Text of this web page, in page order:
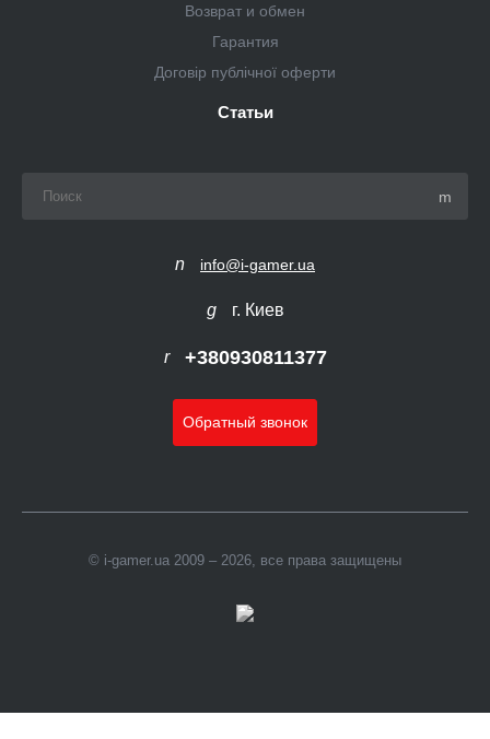
Возврат и обмен
Гарантия
Договір публічної оферти
Статьи
info@i-gamer.ua
г. Киев
+380930811377
Обратный звонок
© i-gamer.ua 2009 – 2026, все права защищены